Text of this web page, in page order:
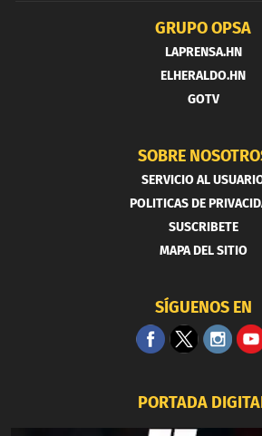
GRUPO OPSA
LAPRENSA.HN
ELHERALDO.HN
GOTV
SOBRE
SERVICIO AL
POLITICAS DE
SUSCRIBETE
MAPA DEL SITIO
SÍGUENOS EN
PORTADA